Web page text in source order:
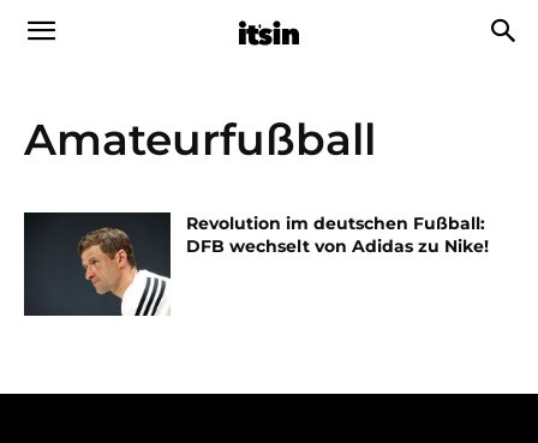
Amateurfußball
Revolution im deutschen Fußball:
DFB wechselt von Adidas zu Nike!